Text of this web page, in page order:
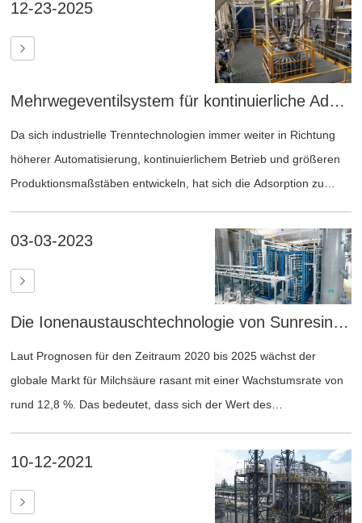
12-23-2025
Mehrwegeventilsystem für kontinuierliche Adsorptionsprozesse
Da sich industrielle Trenntechnologien immer weiter in Richtung
höherer Automatisierung, kontinuierlichem Betrieb und größeren
Produktionsmaßstäben entwickeln, hat sich die Adsorption zu
Metallrückgewinnung, der Lithiumgewinnung aus Solen, der
biopharmazeutischen Reinigung und der Wasseraufbereitung
entwickelt.
03-03-2023
Die Ionenaustauschtechnologie von Sunresin stärkt die Milchsäureverarbeitungsindustrie
Laut Prognosen für den Zeitraum 2020 bis 2025 wächst der
globale Markt für Milchsäure rasant mit einer Wachstumsrate von
rund 12,8 %. Das bedeutet, dass sich der Wert des
Milliarden US-Dollar im Jahr 2020 auf 2,2 Milliarden US-Dollar im
10-12-2021